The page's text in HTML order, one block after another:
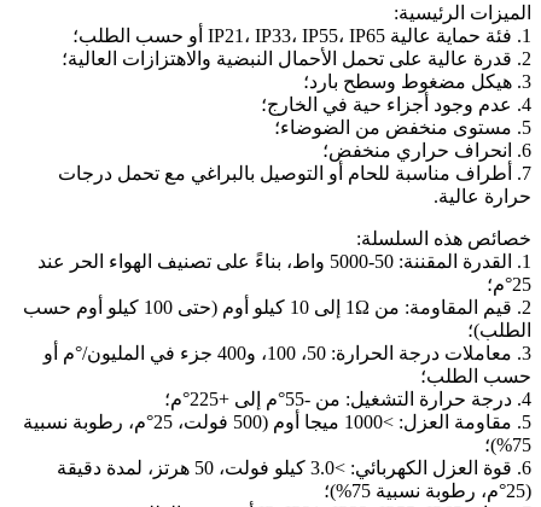
الميزات الرئيسية:
1. فئة حماية عالية IP21، IP33، IP55، IP65 أو حسب الطلب؛
2. قدرة عالية على تحمل الأحمال النبضية والاهتزازات العالية؛
3. هيكل مضغوط وسطح بارد؛
4. عدم وجود أجزاء حية في الخارج؛
5. مستوى منخفض من الضوضاء؛
6. انحراف حراري منخفض؛
7. أطراف مناسبة للحام أو التوصيل بالبراغي مع تحمل درجات
حرارة عالية.
خصائص هذه السلسلة:
1. القدرة المقننة: 50-5000 واط، بناءً على تصنيف الهواء الحر عند
25°م؛
2. قيم المقاومة: من 1Ω إلى 10 كيلو أوم (حتى 100 كيلو أوم حسب
الطلب)؛
3. معاملات درجة الحرارة: 50، 100، و400 جزء في المليون/°م أو
حسب الطلب؛
4. درجة حرارة التشغيل: من -55°م إلى +225°م؛
5. مقاومة العزل: >1000 ميجا أوم (500 فولت، 25°م، رطوبة نسبية
75%)؛
6. قوة العزل الكهربائي: >3.0 كيلو فولت، 50 هرتز، لمدة دقيقة
(25°م، رطوبة نسبية 75%)؛